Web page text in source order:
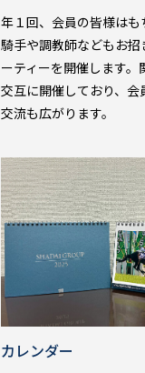
年１回、会員の皆様はも
騎手や調教師などもお
ーティーを開催します。
交互に開催しており、会
交流も広がります。
カレンダー